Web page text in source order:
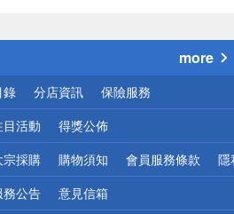
送
請小心！
more
錄 分店資訊 保險服務
目活動 得獎公佈
宗採購 購物須知 會員服務條款 隱
務公告 意見信箱